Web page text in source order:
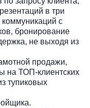
в три
с
бронирование
не выходя из
продажи,
на ТОП-клиентских
тупиковых